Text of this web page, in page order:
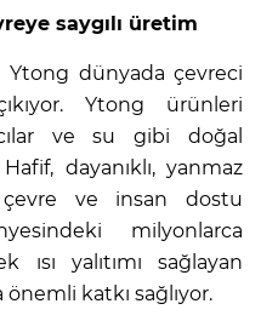
saygılı üretim
Ytong dünyada çevreci
Ytong ürünleri
ve su gibi doğal
dayanıklı, yanmaz
çevre ve insan dostu
milyonlarca
ısı yalıtımı sağlayan
katkı sağlıyor.